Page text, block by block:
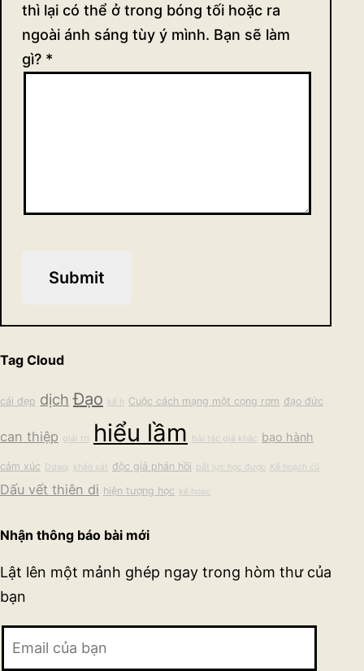
thì lại có thể ở trong bóng tối hoặc ra
ngoài ánh sáng tùy ý mình. Bạn sẽ làm
gì? *
Submit
Tag Cloud
cái đẹp dịch Đạo kế h Cuộc cách mạng một cọng rơm đạo đức
can thiệp giải trí hiểu lầm bài tác giả khác bạo hành
cảm xúc Ddaoj khảo sát độc giả phản hồi bất lực học được Kế hoạch cũ
Dấu vết thiên di hiện tượng học kế hoac
Nhận thông báo bài mới
Lật lên một mảnh ghép ngay trong hòm thư của
bạn